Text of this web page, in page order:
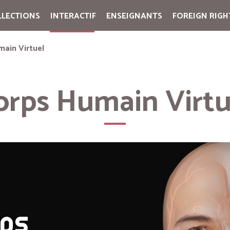
INTERACTIF ENSEIGNANTS FOREIGN
Virtuel
Humain